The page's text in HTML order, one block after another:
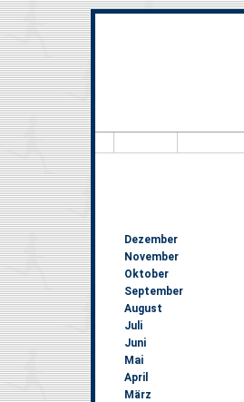
Dezember
November
Oktober
September
August
Juli
Juni
Mai
April
März